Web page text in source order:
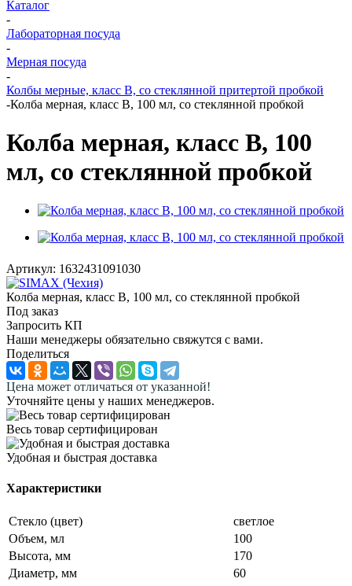
Каталог
-
Лабораторная посуда
-
Мерная посуда
-
Колбы мерные, класс B, со стеклянной притертой пробкой
-Колба мерная, класс B, 100 мл, со стеклянной пробкой
Колба мерная, класс B, 100
мл, со стеклянной пробкой
Артикул: 1632431091030
Колба мерная, класс B, 100 мл, со стеклянной пробкой
Под заказ
Запросить КП
Наши менеджеры обязательно свяжутся с вами.
Поделиться
Цена может отличаться от указанной!
Уточняйте цены у наших менеджеров.
Весь товар сертифицирован
Удобная и быстрая доставка
Характеристики
Стекло (цвет)
светлое
Объем, мл
100
Высота, мм
170
Диаметр, мм
60